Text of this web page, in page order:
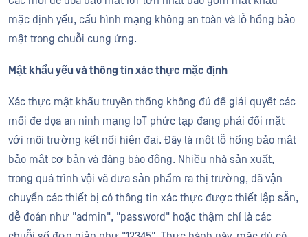
mặc định yếu, cấu hình mạng không an toàn và lỗ hổng bảo
mật trong chuỗi cung ứng.
Mật khẩu yếu và thông tin xác thực mặc định
Xác thực mật khẩu truyền thống không đủ để giải quyết các
mối đe dọa an ninh mạng IoT phức tạp đang phải đối mặt
với môi trường kết nối hiện đại. Đây là một lỗ hổng bảo mật
bảo mật cơ bản và đáng báo động. Nhiều nhà sản xuất,
trong quá trình vội vã đưa sản phẩm ra thị trường, đã vận
chuyển các thiết bị có thông tin xác thực được thiết lập sẵn,
dễ đoán như "admin", "password" hoặc thậm chí là các